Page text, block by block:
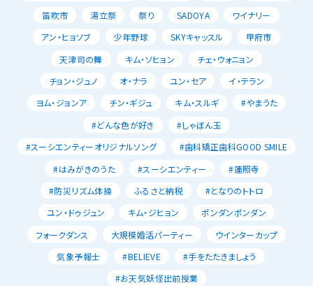
笛吹市
湯立祭 祭り SADOYA
ワイナリー
アン・ヒョソブ
少年野球 SKYキャッスル
甲府市
天津司の舞
キム・ソヒョン
チェ・ウォニョン
チョン・ジュノ
オ・ナラ ユン・セア
イ・テラン
ヨム・ジョンア
チン・ギジュ キム・スルギ
#やまうた
#どんな色が好き
#しゃぼん玉
#スーシエンティーオリジナルソング
#歯科矯正歯科GOOD SMILE
#はみがきのうた
#スーシエンティー
#蓮照寺
#防災リズム体操
ふるさと納税
#となりのトトロ
ユン・ドゥジュン
キム・ジヒョン
ポンダンポンダン
フォークダンス
大規模婚活パーティー
ウインターカップ
気象予報士
#BELIEVE
#手をたたきましょう
#お天気妖怪出前授業